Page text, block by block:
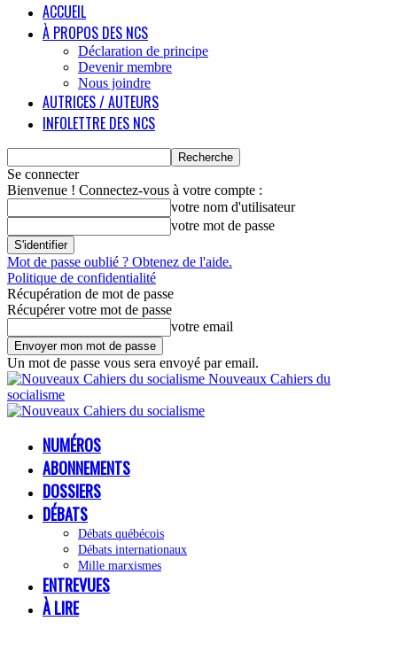
ACCUEIL
À PROPOS DES NCS
Déclaration de principe
Devenir membre
Nous joindre
AUTRICES / AUTEURS
INFOLETTRE DES NCS
Se connecter
Bienvenue ! Connectez-vous à votre compte :
votre nom d'utilisateur
votre mot de passe
Mot de passe oublié ? Obtenez de l'aide.
Politique de confidentialité
Récupération de mot de passe
Récupérer votre mot de passe
votre email
Un mot de passe vous sera envoyé par email.
Nouveaux Cahiers du
socialisme
NUMÉROS
ABONNEMENTS
DOSSIERS
DÉBATS
Débats québécois
Débats internationaux
Mille marxismes
ENTREVUES
À LIRE